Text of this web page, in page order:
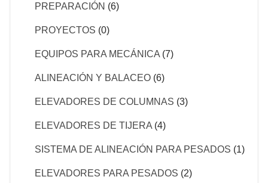
PREPARACIÓN (6)
PROYECTOS (0)
EQUIPOS PARA MECÁNICA (7)
ALINEACIÓN Y BALACEO (6)
ELEVADORES DE COLUMNAS (3)
ELEVADORES DE TIJERA (4)
SISTEMA DE ALINEACIÓN PARA PESADOS (1)
ELEVADORES PARA PESADOS (2)